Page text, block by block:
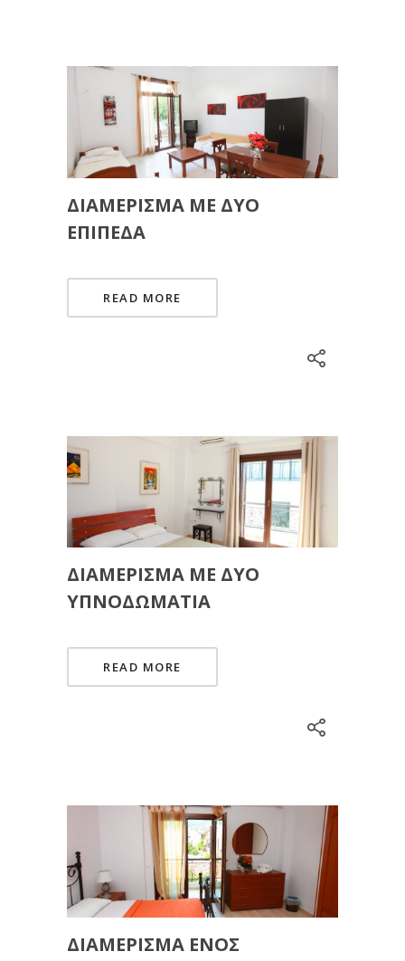
ΔΙΑΜΈΡΙΣΜΑ ΜΕ ΔΎΟ
ΕΠΊΠΕΔΑ
READ MORE
ΔΙΑΜΈΡΙΣΜΑ ΜΕ ΔΎΟ
ΥΠΝΟΔΩΜΆΤΙΑ
READ MORE
ΔΙΑΜΈΡΙΣΜΑ ΕΝΌΣ